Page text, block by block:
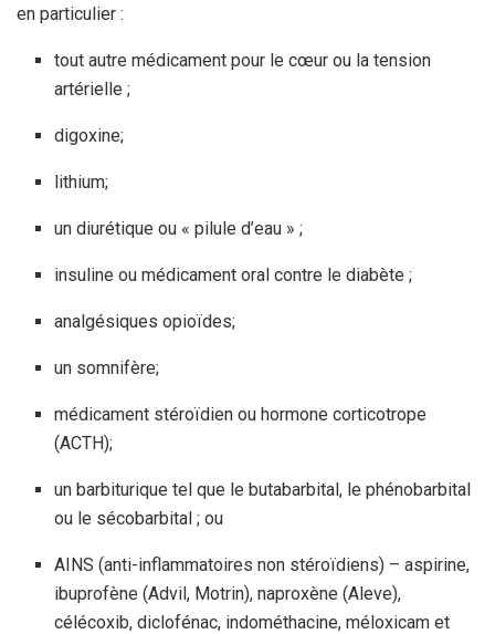
en particulier :
tout autre médicament pour le cœur ou la tension
artérielle ;
digoxine;
lithium;
un diurétique ou « pilule d’eau » ;
insuline ou médicament oral contre le diabète ;
analgésiques opioïdes;
un somnifère;
médicament stéroïdien ou hormone corticotrope
(ACTH);
un barbiturique tel que le butabarbital, le phénobarbital
ou le sécobarbital ; ou
AINS (anti-inflammatoires non stéroïdiens) – aspirine,
ibuprofène (Advil, Motrin), naproxène (Aleve),
célécoxib, diclofénac, indométhacine, méloxicam et